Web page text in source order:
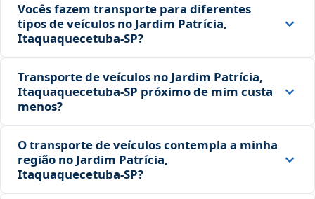
Vocês fazem transporte para diferentes
tipos de veículos no Jardim Patrícia,
Itaquaquecetuba‑SP?
Transporte de veículos no Jardim Patrícia,
Itaquaquecetuba‑SP próximo de mim custa
menos?
O transporte de veículos contempla a minha
região no Jardim Patrícia,
Itaquaquecetuba‑SP?